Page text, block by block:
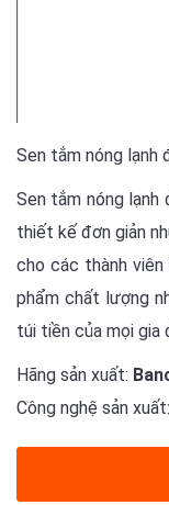
Sen tắm nóng lạnh
Sen tắm nóng
thiết kế đơn giản
cho các thành
phẩm chất lượng
túi tiền của mọi gia
Hãng sản xuất:
Công nghệ sản